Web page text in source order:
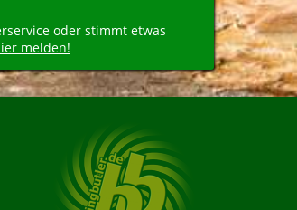
oder stimmt etwas
melden!